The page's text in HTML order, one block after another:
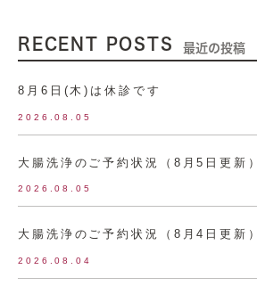
RECENT POSTS 最近の投稿
8月6日(木)は休診です
2026.08.05
大腸洗浄のご予約状況（8月5日更新）
2026.08.05
大腸洗浄のご予約状況（8月4日更新）
2026.08.04